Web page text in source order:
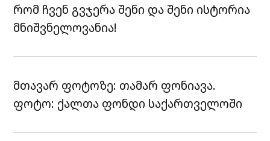
რომ ჩვენ გვჯერა შენი და შენი ისტორია
მნიშვნელოვანია!
მთავარ ფოტოზე: თამარ ფონიავა.
ფოტო: ქალთა ფონდი საქართველოში